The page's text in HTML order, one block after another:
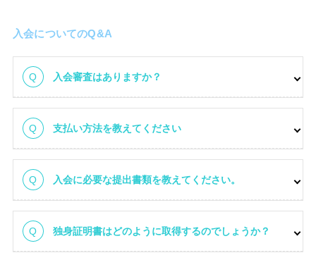
お問い合わせ
入会についてのQ&A
入会審査はありますか？
支払い方法を教えてください
入会に必要な提出書類を教えてください。
独身証明書はどのように取得するのでしょうか？